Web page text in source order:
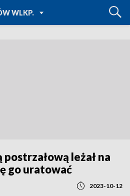
WLKP.
TVP REGIONY
leżał na
go uratować
2023-10-12